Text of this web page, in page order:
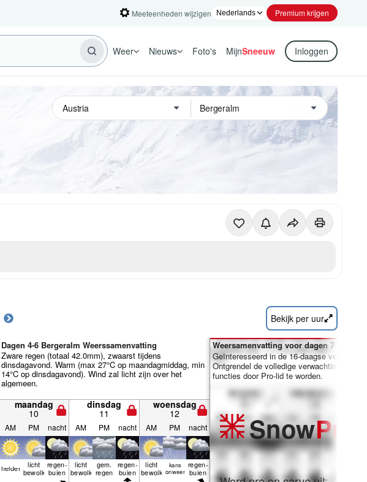
Meeteenheden wijzigen Premium krijgen
Weer Nieuws Foto's MijnSneeuw Inloggen
Bekijk per uur
Dagen 4-6 Bergeralm Weerssamenvatting
Zware regen (totaal 42.0mm), zwaarst tijdens
dinsdagavond. Warm (max 27°C op maandagmiddag, min
14°C op dinsdagavond). Wind zal licht zijn over het
algemeen.
maandag
10
dinsdag
11
woensdag
12
AM PM nacht AM PM nacht AM PM nacht
helder licht
bewolkt
regen­
buien
licht
bewolkt
gem.
regen
regen­
buien
licht
bewolkt
kans
onweer
regen­
buien
Weersamenvatting voor dagen 7-16:
Geïnteresseerd in de 16-daagse
Ontgrendel de volledige verwachting en
functies door Pro-lid te worden.
SnowPro